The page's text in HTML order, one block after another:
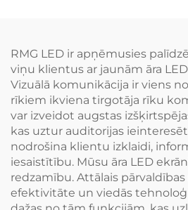
RMG LED ir apņēmusies
viņu klientus ar jaunām āra
Vizuālā komunikācija ir viens
rīkiem ikviena tirgotāja rīku
var izveidot augstas
kas uztur auditorijas
nodrošina klientu izklaidi,
iesaistītību. Mūsu āra LED
redzamību. Attālais
efektivitāte un viedās